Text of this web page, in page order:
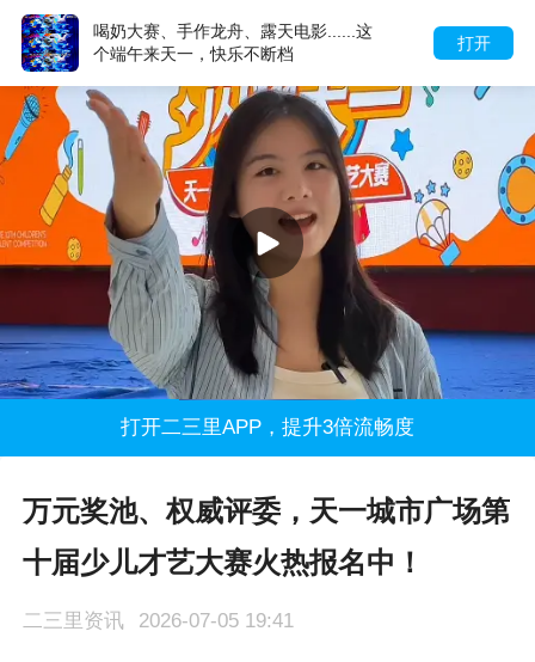
打开
喝奶大赛、手作龙舟、露天电影......这
个端午来天一，快乐不断档
打开二三里APP，提升3倍流畅度
万元奖池、权威评委，天一城市广场第
十届少儿才艺大赛火热报名中！
二三里资讯 2026-07-05 19:41